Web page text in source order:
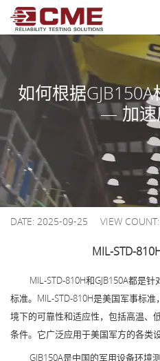
如何根据
— 加速
DATE: 2025-09-25 VIEW
MIL-STD-
MIL-STD-810H和GJB150A都是
标准。MIL-STD-810H是美国军事标
境下的可靠性和适应性，包括高温、
条件。它广泛应用于美国军方的各类
GJB150A是中国的军用设备环境